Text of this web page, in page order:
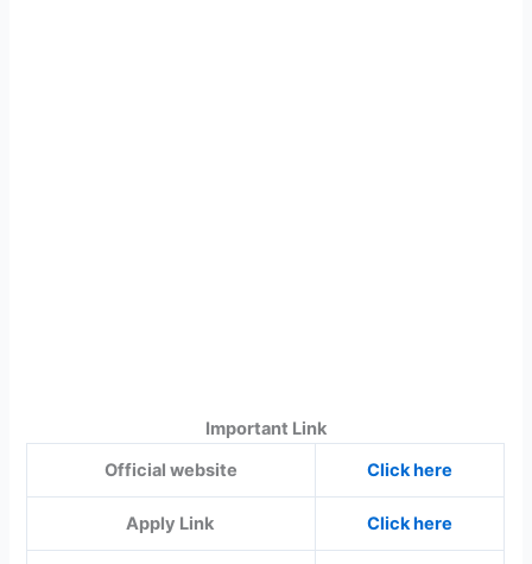
Important Link
Official website
Click here
Apply Link Click here